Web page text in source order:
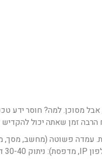
מסוכן. למה? חוסר ידע
הרבה זמן שאתה יכול